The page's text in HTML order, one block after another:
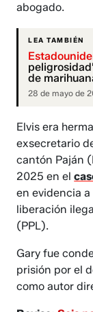
abogado.
LEA TAMBIÉN
de
28 de mayo de
Elvis era
exsecretario
cantón Paján
2025 en el
en evidencia
liberación
(PPL).
Gary fue
prisión por el
como autor